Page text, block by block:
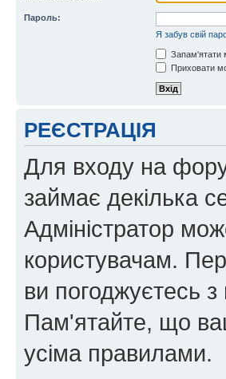
Пароль:
Я забув свій
Запам'ятати
Приховати
РЕЄСТРАЦІЯ
Для входу на
займає декілька
Адміністратор
користувачам.
ви погоджуєтесь
Пам'ятайте, що
усіма правилами.